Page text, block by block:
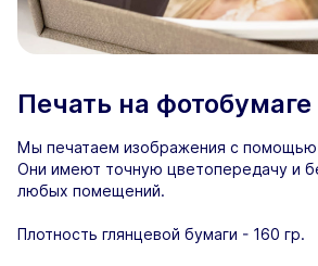
Печать на фотобумаге
Мы печатаем изображения с помощью
Они имеют точную цветопередачу и
любых помещений.
Плотность глянцевой бумаги - 160 гр.